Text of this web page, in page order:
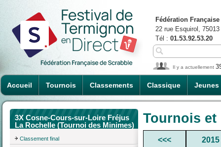
Accueil Tournois Classements Classique Jeunes
Fédération
22 rue Esquirol,
Tél : 01.53.92.53.20
Il y a actuellement
3X Cosne-Cours-sur-Loire Fréjus
La Rochelle (Tournoi des Minimes)
Classement final
Tournois
<<< 2015